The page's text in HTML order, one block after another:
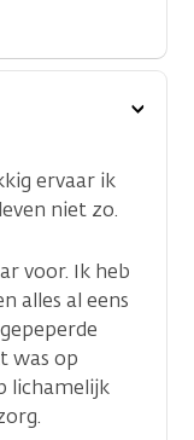
ervaar ik
niet zo.
voor. Ik heb
alles al eens
was op
lichamelijk
Toon